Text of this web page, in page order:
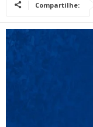
Compartilhe: